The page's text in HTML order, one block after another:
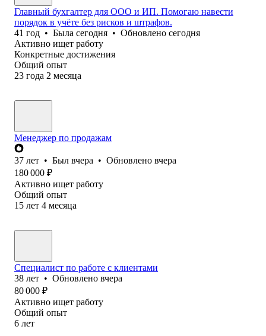
Главный бухгалтер для ООО и ИП. Помогаю навести
порядок в учёте без рисков и штрафов.
41 год • Была сегодня • Обновлено сегодня
Активно ищет работу
Конкретные достижения
Общий опыт
23 года 2 месяца
Менеджер по продажам
37 лет • Был вчера • Обновлено вчера
180 000 ₽
Активно ищет работу
Общий опыт
15 лет 4 месяца
Специалист по работе с клиентами
38 лет • Обновлено вчера
80 000 ₽
Активно ищет работу
Общий опыт
6 лет